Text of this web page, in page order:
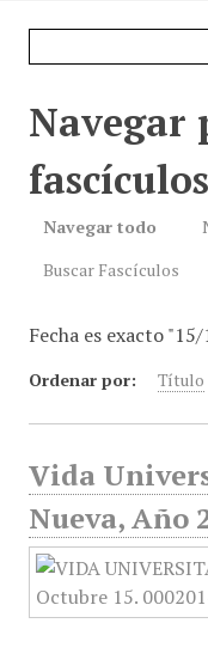
Navegar
Navegar todo
Buscar Fascículos
Fecha es exacto
Ordenar por: Título
Vida
Nueva, Año